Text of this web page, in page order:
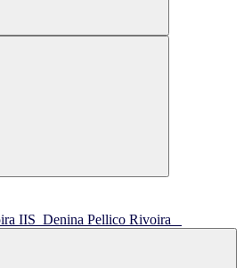
IIS Denina Pellico Rivoira